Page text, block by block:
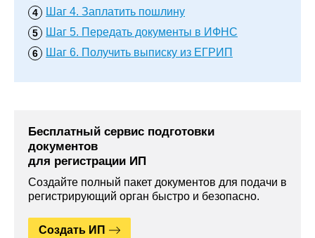
Шаг 4. Заплатить пошлину
Шаг 5. Передать документы в ИФНС
Шаг 6. Получить выписку из ЕГРИП
Бесплатный сервис подготовки
документов
для регистрации ИП
Создайте полный пакет документов для подачи в
регистрирующий орган быстро и безопасно.
Создать ИП